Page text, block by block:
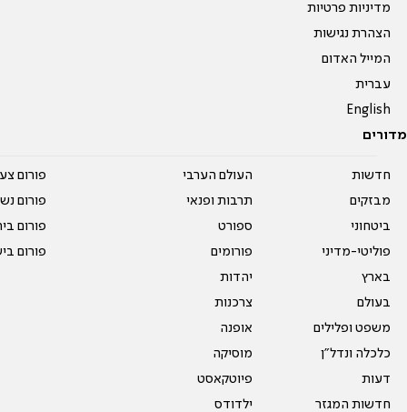
מדיניות פרטיות
הצהרת נגישות
המייל האדום
עברית
English
מדורים
חדשות
מבזקים
ביטחוני
פוליטי-מדיני
בארץ
בעולם
משפט ופלילים
כלכלה ונדל"ן
דעות
חדשות המגזר
העולם הערבי
תרבות ופנאי
ספורט
פורומים
יהדות
צרכנות
אופנה
מוסיקה
פיוטקאסט
ילדודס
פורום
פורום
פורום
פורום